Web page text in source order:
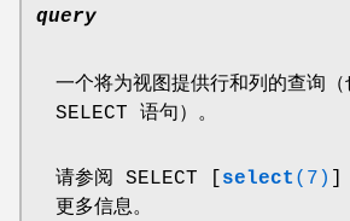
query
一个将为视图提供行和列的查询（
SELECT 语句）。
请参阅 SELECT [ select (7)
更多信息。